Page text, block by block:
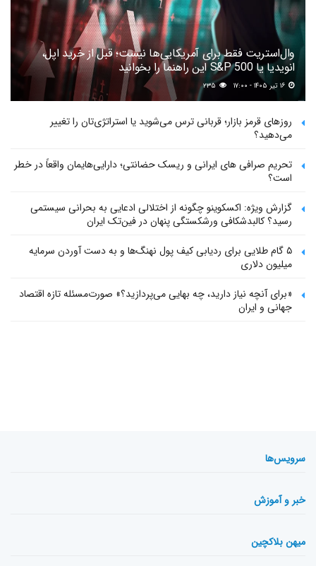
وال‌استریت فقط برای آمریکایی‌ها نیست؛ قبل از خرید اپل،
انویدیا یا S&P 500 این راهنما را بخوانید
۲۳۵
روزهای قرمز بازار؛ قربانی ترس می‌شوید یا استراتژی‌تان را تغییر
می‌دهید؟
تحریم صرافی های ایرانی و ریسک حضانتی؛ دارایی‌هایمان واقعاً در خطر
است؟
گزارش ویژه: اکسکوینو چگونه از اختلالی ادعایی به بحرانی سیستمی
رسید؟ کالبدشکافی ورشکستگی پنهان در فین‌تک ایران
۵ گام طلایی برای ردیابی کیف پول‌ نهنگ‌ها و به دست آوردن سرمایه
میلیون دلاری
«برای آنچه نیاز دارید، چه بهایی می‌پردازید؟» صورت‌مسئله تازه اقتصاد
جهانی و ایران
سرویس‌ها
خبر و آموزش
میهن بلاکچین